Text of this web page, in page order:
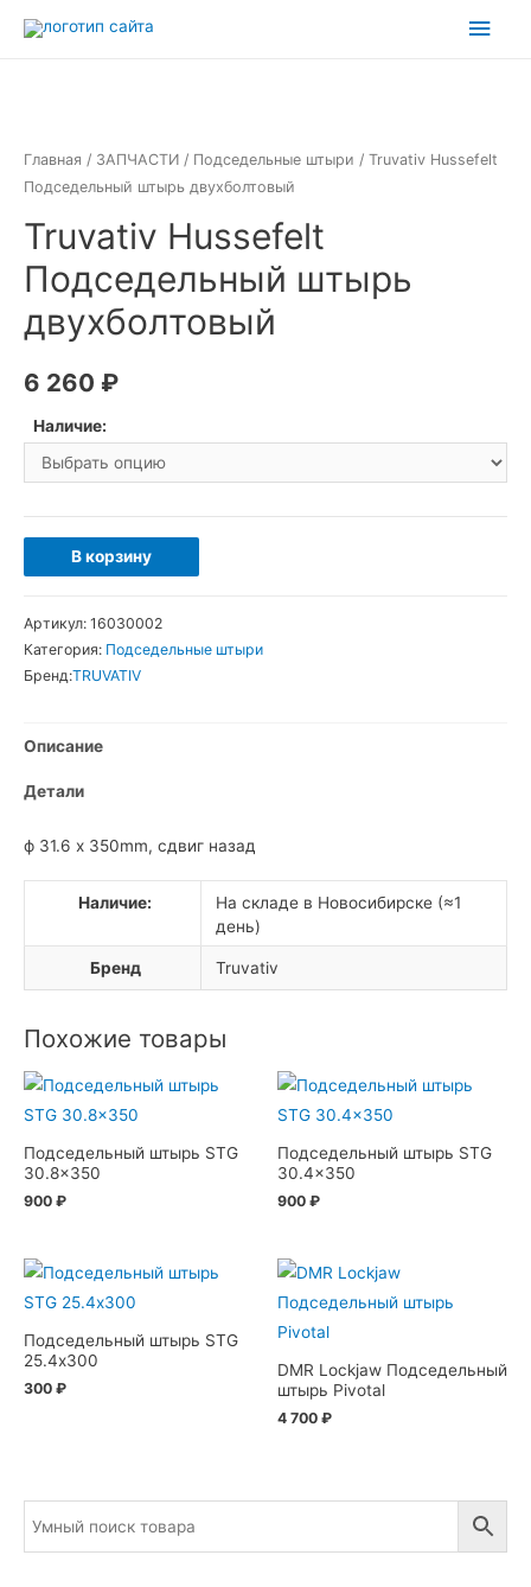
Главная / ЗАПЧАСТИ / Подседельные штыри / Truvativ Hussefelt
Подседельный штырь двухболтовый
Truvativ Hussefelt
Подседельный штырь
двухболтовый
6 260 ₽
Наличие:
Количество
товара
Подседельный
В корзину
Артикул: 16030002
Категория: Подседельные штыри
Бренд:TRUVATIV
Описание
Детали
ф 31.6 x 350mm, сдвиг назад
Наличие:
На складе в Новосибирске (≈1
день)
Бренд Truvativ
Похожие товары
Подседельный штырь STG
30.8×350
900 ₽
Подседельный штырь STG
30.4×350
900 ₽
Подседельный штырь STG
25.4х300
300 ₽
DMR Lockjaw Подседельный
штырь Pivotal
4 700 ₽